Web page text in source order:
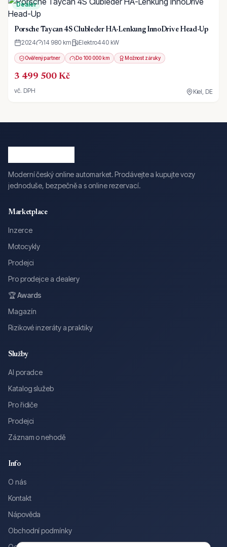
Dealer
Porsche Taycan 4S Clubleder HA-Lenkung InnoDrive Head-Up
2024 14 980 km Elektro440 kW
Ověřený partner Do 100 000 km Možnost záruky
3 499 500 Kč
vč. DPH Kiel, DE
Moderní český online automarket. Prodávejte a kupujte vozy
jednoduše, bezpečně a s online rezervací.
Marketplace
Inzerce
Motocykly
Prodejci
Pro prodejce a dealery
🏆 Awards
Magazín
Rizikové inzeráty a praktiky
Služby
AI poradce
Katalog služeb
Pro řidiče
Prodejci
Záznam o nehodě
Info
O nás
Kontakt
Nápověda
Obchodní podmínky